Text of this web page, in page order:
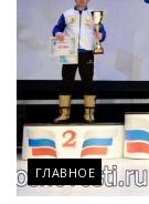
ГЛАВНОЕ